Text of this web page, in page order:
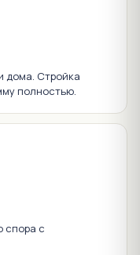
дома. Стройка
полностью.
спора с